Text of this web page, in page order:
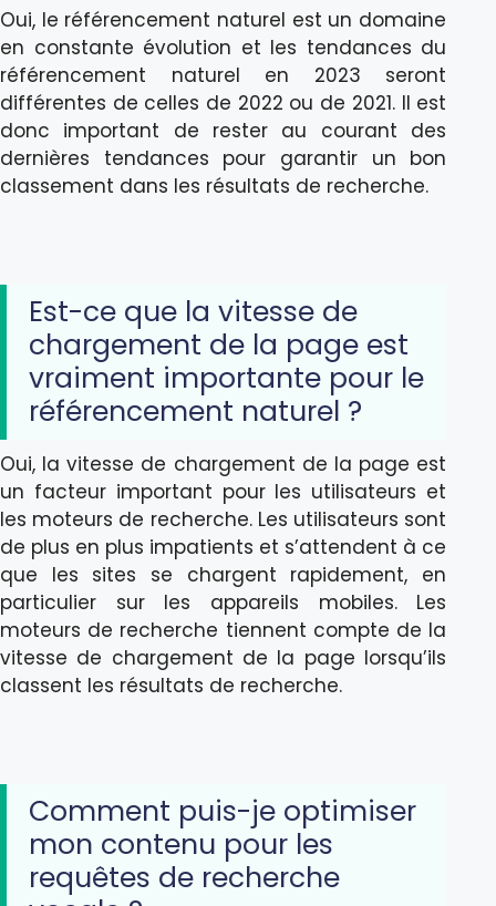
Oui, le référencement naturel est un domaine
en constante évolution et les tendances du
référencement naturel en 2023 seront
différentes de celles de 2022 ou de 2021. Il est
donc important de rester au courant des
dernières tendances pour garantir un bon
classement dans les résultats de recherche.
Est-ce que la vitesse de
chargement de la page est
vraiment importante pour le
référencement naturel ?
Oui, la vitesse de chargement de la page est
un facteur important pour les utilisateurs et
les moteurs de recherche. Les utilisateurs sont
de plus en plus impatients et s’attendent à ce
que les sites se chargent rapidement, en
particulier sur les appareils mobiles. Les
moteurs de recherche tiennent compte de la
vitesse de chargement de la page lorsqu’ils
classent les résultats de recherche.
Comment puis-je optimiser
mon contenu pour les
requêtes de recherche